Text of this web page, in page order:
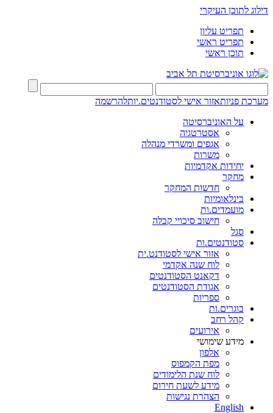
דילוג לתוכן העיקרי
תפריט עליון
תפריט ראשי
תוכן ראשי
מערכת פניותאזור אישי לסטודנטים.יותלהרשמה
על האוניברסיטה
אסטרטגיה
אגפים ומשרדי מנהלה
משרות
יחידות אקדמיות
מחקר
חדשות המחקר
בינלאומיות
מועמדים.ות
חישוב סיכויי קבלה
סגל
סטודנטים.ות
אזור אישי לסטודנט.ית
לוח שנה אקדמי
דקאנט הסטודנטים
אגודת הסטודנטים
ספריות
בוגרים.ות
קהל רחב
אירועים
מידע שימושי
אלפון
מפת הקמפוס
לוח שנת הלימודים
מידע לשעת חירום
הצהרת נגישות
English